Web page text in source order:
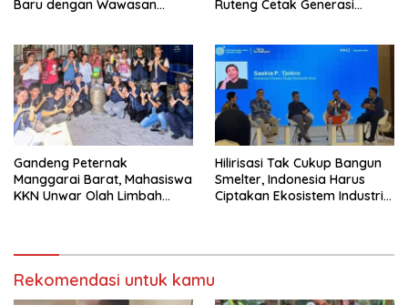
Baru dengan Wawasan
Ruteng Cetak Generasi
Gandeng Peternak
Manggarai Barat, Mahasiswa
KKN Unwar Olah Limbah
Hilirisasi Tak Cukup Bangun
Smelter, Indonesia Harus
Ciptakan Ekosistem Industri
Rekomendasi untuk kamu